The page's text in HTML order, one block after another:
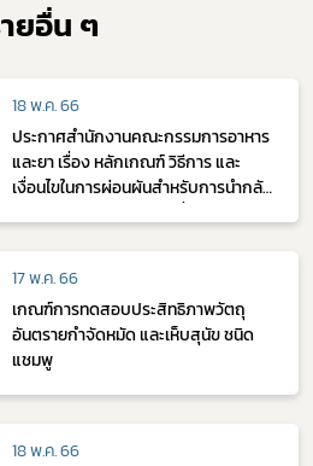
ยอื่น ๆ
18 พ.ค. 66
ประกาศสำนักงานคณะกรรมการอาหาร
และยา เรื่อง หลักเกณฑ์ วิธีการ และ
เงื่อนไขในการผ่อนผันสำหรับการนำกลับ
17 พ.ค. 66
เกณฑ์การทดสอบประสิทธิภาพวัตถุ
อันตรายกำจัดหมัด และเห็บสุนัข ชนิด
แชมพู
18 พ.ค. 66